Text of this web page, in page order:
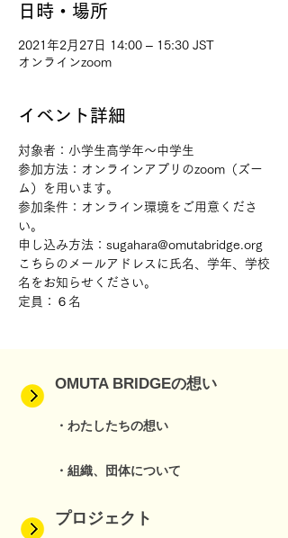
日時・場所
2021年2月27日 14:00 – 15:30 JST
オンラインzoom
イベント詳細
対象者：小学生高学年～中学生
参加方法：オンラインアプリのzoom（ズー
ム）を用います。
参加条件：オンライン環境をご用意くださ
い。
申し込み方法：sugahara@omutabridge.org
こちらのメールアドレスに氏名、学年、学校
名をお知らせください。
定員：６名
OMUTA BRIDGEの想い
・わたしたちの想い
・組織、団体について
プロジェクト